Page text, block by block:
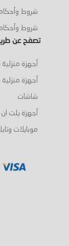
شروط وأحكام
شروط وأحكام
تصفح عن
أجهزة منزلية
أجهزة
شاشات
أجهزة بلت ان
موبايلات